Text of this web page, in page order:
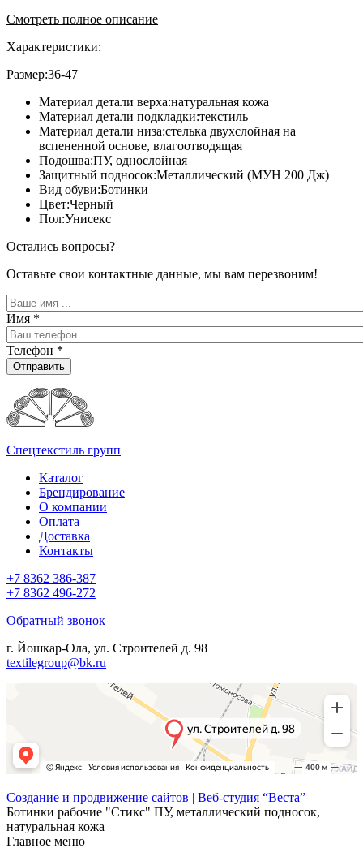
Смотреть полное описание
Характеристики:
Размер:36-47
Материал детали верха:натуральная кожа
Материал детали подкладки:текстиль
Материал детали низа:стелька двухслойная на
вспененной основе, влагоотводящая
Подошва:ПУ, однослойная
Защитный подносок:Металлический (МУН 200 Дж)
Вид обуви:Ботинки
Цвет:Черный
Пол:Унисекс
Остались вопросы?
Оставьте свои контактные данные, мы вам перезвоним!
Имя *
Телефон *
Отправить
Спецтекстиль групп
Каталог
Брендирование
О компании
Оплата
Доставка
Контакты
+7 8362 386-387
+7 8362 496-272
Обратный звонок
г. Йошкар-Ола, ул. Строителей д. 98
textilegroup@bk.ru
Создание и продвижение сайтов | Веб-студия “Веста”
Ботинки рабочие "Стикс" ПУ, металлический подносок,
натуральная кожа
Главное меню